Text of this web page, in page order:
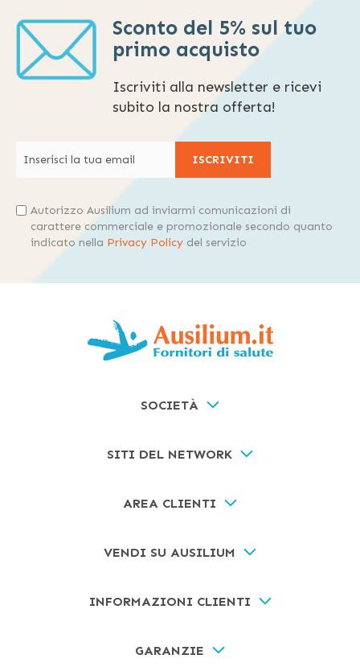
Sconto del 5% sul tuo
primo acquisto
Iscriviti alla newsletter e ricevi
subito la nostra offerta!
ISCRIVITI
Autorizzo Ausilium ad inviarmi comunicazioni di
carattere commerciale e promozionale secondo quanto
indicato nella Privacy Policy del servizio
SOCIETÀ
SITI DEL NETWORK
AREA CLIENTI
VENDI SU AUSILIUM
INFORMAZIONI CLIENTI
GARANZIE